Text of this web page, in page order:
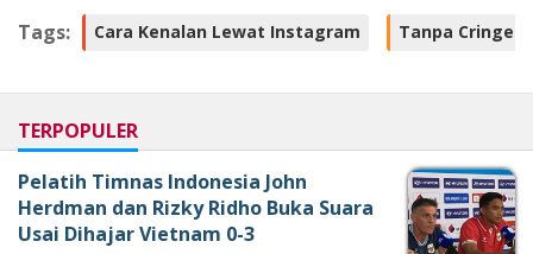
Tags: Cara Kenalan Lewat Instagram Tanpa Cringe
TERPOPULER
Pelatih Timnas Indonesia John
Herdman dan Rizky Ridho Buka Suara
Usai Dihajar Vietnam 0-3